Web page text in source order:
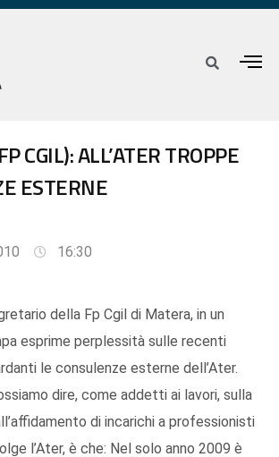
CGIL): ALL’ATER TROPPE
ESTERNE
16:30
della Fp Cgil di Matera, in un
esprime perplessità sulle recenti
le consulenze esterne dell’Ater.
dire, come addetti ai lavori, sulla
di incarichi a professionisti
l’Ater, è che: Nel solo anno 2009 è